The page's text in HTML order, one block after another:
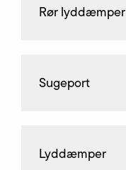
Rør lyddæmper
Sugeport
Lyddæmper